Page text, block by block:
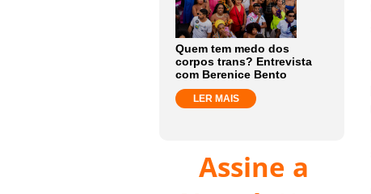
Quem tem medo dos
corpos trans? Entrevista
com Berenice Bento
LER MAIS
Assine a